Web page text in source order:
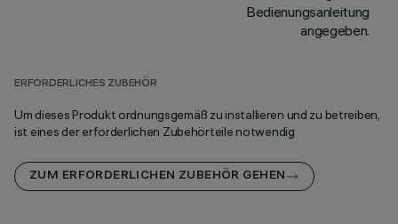
Bedienungsanleitung
angegeben.
ERFORDERLICHES ZUBEHÖR
Um dieses Produkt ordnungsgemäß zu installieren und zu betreiben,
ist eines der erforderlichen Zubehörteile notwendig
ZUM ERFORDERLICHEN ZUBEHÖR GEHEN